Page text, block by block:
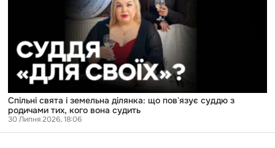
родичами
тих,
вона
судить
Спільні свята і земельна ділянка: що повʼязує суддю з
родичами тих, кого вона судить
30 Липня 2026, 18:06